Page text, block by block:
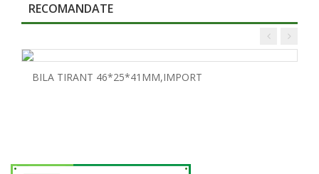
RECOMANDATE
BILA TIRANT 46*25*41MM,IMPORT